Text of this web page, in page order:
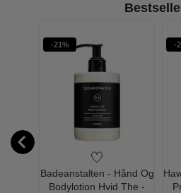
-21%
Badeanstalten - Hånd Og
Bodylotion Hvid The -
-